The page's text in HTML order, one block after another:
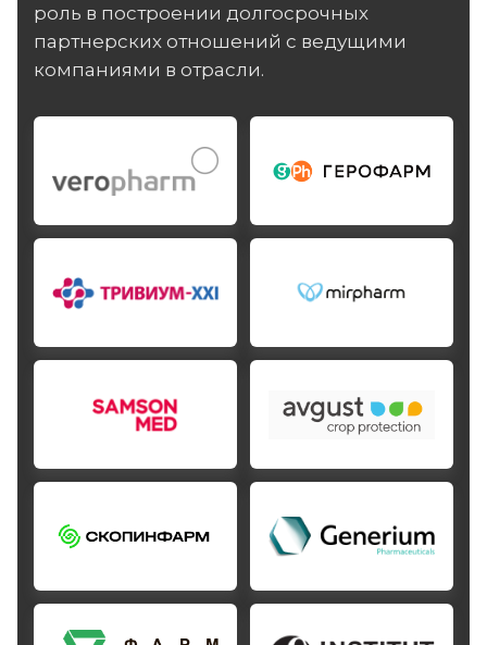
роль в построении долгосрочных
партнерских отношений с ведущими
компаниями в отрасли.